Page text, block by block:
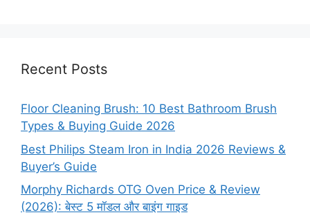
Recent Posts
Floor Cleaning Brush: 10 Best Bathroom Brush
Types & Buying Guide 2026
Best Philips Steam Iron in India 2026 Reviews &
Buyer’s Guide
Morphy Richards OTG Oven Price & Review
(2026): बेस्ट 5 मॉडल और बाइंग गाइड